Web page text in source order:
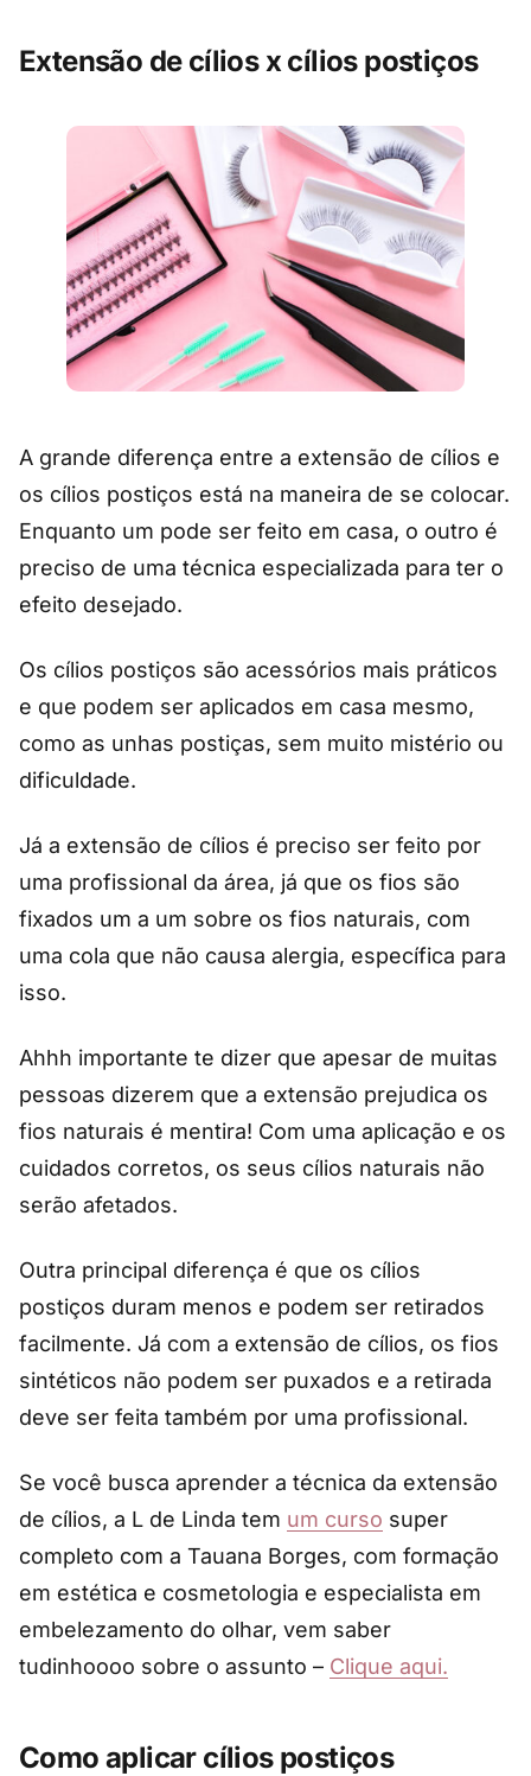
Extensão de cílios x cílios postiços
A grande diferença entre a extensão de cílios e
os cílios postiços está na maneira de se colocar.
Enquanto um pode ser feito em casa, o outro é
preciso de uma técnica especializada para ter o
efeito desejado.
Os cílios postiços são acessórios mais práticos
e que podem ser aplicados em casa mesmo,
como as unhas postiças, sem muito mistério ou
dificuldade.
Já a extensão de cílios é preciso ser feito por
uma profissional da área, já que os fios são
fixados um a um sobre os fios naturais, com
uma cola que não causa alergia, específica para
isso.
Ahhh importante te dizer que apesar de muitas
pessoas dizerem que a extensão prejudica os
fios naturais é mentira! Com uma aplicação e os
cuidados corretos, os seus cílios naturais não
serão afetados.
Outra principal diferença é que os cílios
postiços duram menos e podem ser retirados
facilmente. Já com a extensão de cílios, os fios
sintéticos não podem ser puxados e a retirada
deve ser feita também por uma profissional.
Se você busca aprender a técnica da extensão
de cílios, a L de Linda tem um curso super
completo com a Tauana Borges, com formação
em estética e cosmetologia e especialista em
embelezamento do olhar, vem saber
tudinhoooo sobre o assunto – Clique aqui.
Como aplicar cílios postiços